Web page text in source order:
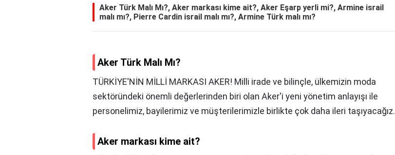
Aker Türk Malı Mı?, Aker markası kime ait?, Aker Eşarp yerli mi?, Armine israil
malı mı?, Pierre Cardin israil malı mı?, Armine Türk malı mı?
Aker Türk Malı Mı?
TÜRKİYE'NİN MİLLİ MARKASI AKER! Milli irade ve bilinçle, ülkemizin moda
sektöründeki önemli değerlerinden biri olan Aker'i yeni yönetim anlayışı ile
personelimiz, bayilerimiz ve müşterilerimizle birlikte çok daha ileri taşıyacağız.
Aker markası kime ait?